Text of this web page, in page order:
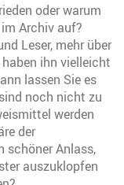
oder warum
Archiv auf?
Leser, mehr über
ihn vielleicht
lassen Sie es
noch nicht zu
werden
der
schöner Anlass,
auszuklopfen